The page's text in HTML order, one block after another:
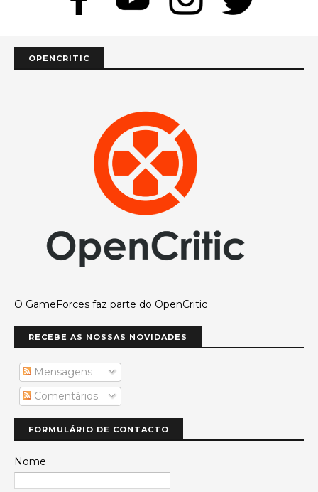
OPENCRITIC
O GameForces faz parte do OpenCritic
RECEBE AS NOSSAS NOVIDADES
Mensagens
Comentários
FORMULÁRIO DE CONTACTO
Nome